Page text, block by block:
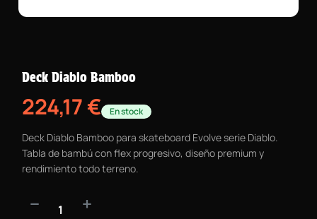
Deck Diablo Bamboo
224,17€ En stock
Deck Diablo Bamboo para skateboard Evolve serie Diablo.
Tabla de bambú con flex progresivo, diseño premium y
rendimiento todo terreno.